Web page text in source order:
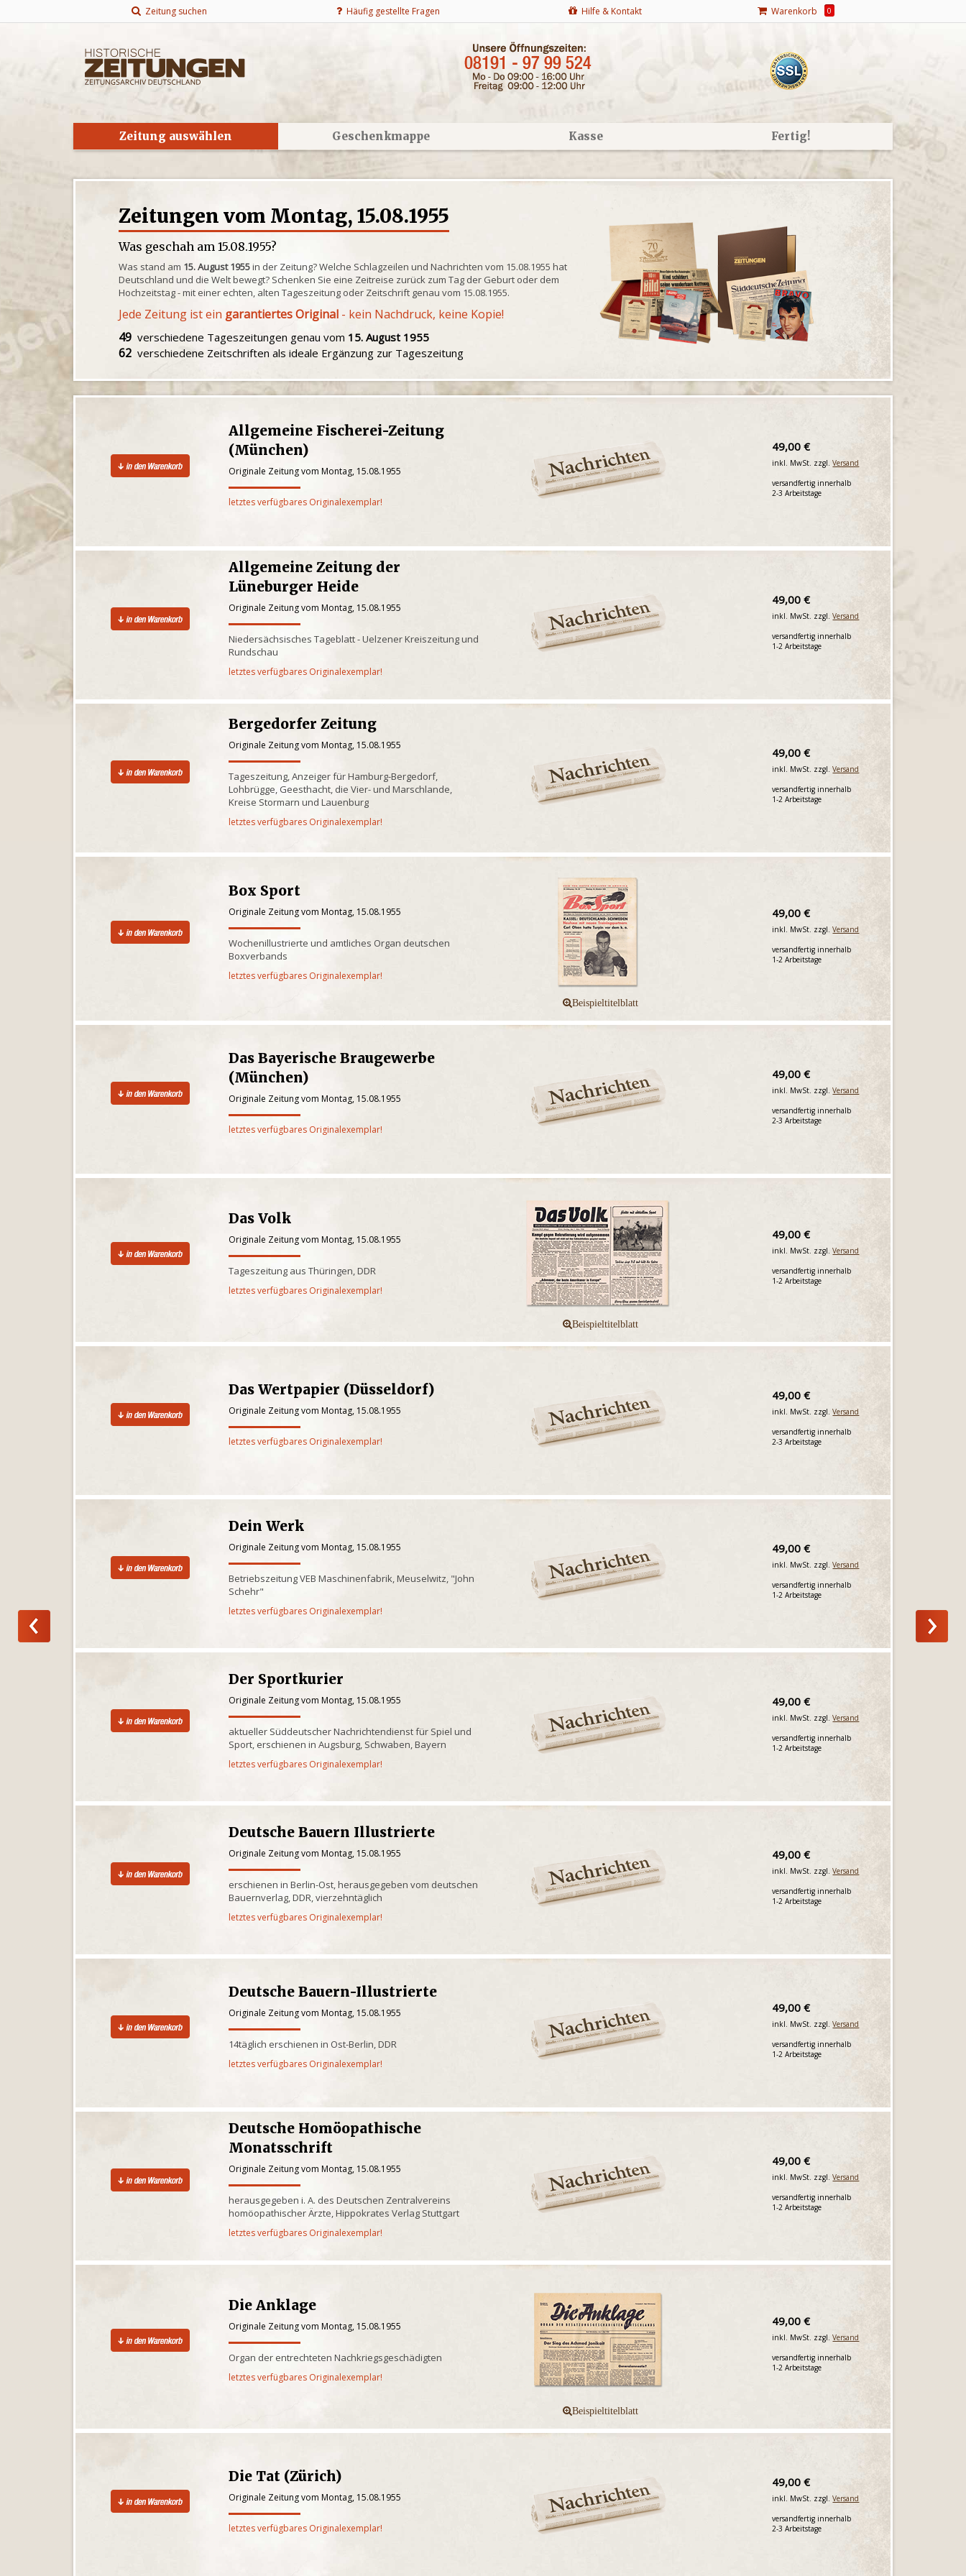
Zeitung suchen Häufig gestellte Fragen Hilfe & Kontakt Warenkorb 0
Zeitung auswählen Geschenkmappe Kasse Fertig!
Zeitungen vom Montag, 15.08.1955
Was geschah am 15.08.1955?
Was stand am 15. August 1955in der Zeitung? Welche Schlagzeilen und Nachrichten vom 15.08.1955 hat
Deutschland und die Welt bewegt? Schenken Sie eine Zeitreise zurück zum Tag der Geburt oder dem
Hochzeitstag - mit einer echten, alten Tageszeitung oder Zeitschrift genau vom 15.08.1955.
Jede Zeitung ist ein garantiertes Original - kein Nachdruck, keine Kopie!
49 verschiedene Tageszeitungen genau vom 15. August 1955
62 verschiedene Zeitschriften als ideale Ergänzung zur Tageszeitung
Allgemeine Fischerei-Zeitung
(München)
Originale Zeitung vom Montag, 15.08.1955
letztes verfügbares Originalexemplar!
49,00 €
inkl. MwSt. zzgl.Versand
versandfertig innerhalb
2-3 Arbeitstage
Allgemeine Zeitung der
Lüneburger Heide
Originale Zeitung vom Montag, 15.08.1955
Niedersächsisches Tageblatt - Uelzener Kreiszeitung und
Rundschau
letztes verfügbares Originalexemplar!
49,00 €
inkl. MwSt. zzgl.Versand
versandfertig innerhalb
1-2 Arbeitstage
Bergedorfer Zeitung
Originale Zeitung vom Montag, 15.08.1955
Tageszeitung, Anzeiger für Hamburg-Bergedorf,
Lohbrügge, Geesthacht, die Vier- und Marschlande,
Kreise Stormarn und Lauenburg
letztes verfügbares Originalexemplar!
49,00 €
inkl. MwSt. zzgl.Versand
versandfertig innerhalb
1-2 Arbeitstage
Box Sport
Originale Zeitung vom Montag, 15.08.1955
Wochenillustrierte und amtliches Organ deutschen
Boxverbands
letztes verfügbares Originalexemplar!
49,00 €
inkl. MwSt. zzgl.Versand
versandfertig innerhalb
1-2 Arbeitstage
Das Bayerische Braugewerbe
(München)
Originale Zeitung vom Montag, 15.08.1955
letztes verfügbares Originalexemplar!
49,00 €
inkl. MwSt. zzgl.Versand
versandfertig innerhalb
2-3 Arbeitstage
Das Volk
Originale Zeitung vom Montag, 15.08.1955
Tageszeitung aus Thüringen, DDR
letztes verfügbares Originalexemplar!
49,00 €
inkl. MwSt. zzgl.Versand
versandfertig innerhalb
1-2 Arbeitstage
Das Wertpapier (Düsseldorf)
Originale Zeitung vom Montag, 15.08.1955
letztes verfügbares Originalexemplar!
49,00 €
inkl. MwSt. zzgl.Versand
versandfertig innerhalb
2-3 Arbeitstage
Dein Werk
Originale Zeitung vom Montag, 15.08.1955
Betriebszeitung VEB Maschinenfabrik, Meuselwitz, "John
Schehr"
letztes verfügbares Originalexemplar!
49,00 €
inkl. MwSt. zzgl.Versand
versandfertig innerhalb
1-2 Arbeitstage
Der Sportkurier
Originale Zeitung vom Montag, 15.08.1955
aktueller Süddeutscher Nachrichtendienst für Spiel und
Sport, erschienen in Augsburg, Schwaben, Bayern
letztes verfügbares Originalexemplar!
49,00 €
inkl. MwSt. zzgl.Versand
versandfertig innerhalb
1-2 Arbeitstage
Deutsche Bauern Illustrierte
Originale Zeitung vom Montag, 15.08.1955
erschienen in Berlin-Ost, herausgegeben vom deutschen
Bauernverlag, DDR, vierzehntäglich
letztes verfügbares Originalexemplar!
49,00 €
inkl. MwSt. zzgl.Versand
versandfertig innerhalb
1-2 Arbeitstage
Deutsche Bauern-Illustrierte
Originale Zeitung vom Montag, 15.08.1955
14täglich erschienen in Ost-Berlin, DDR
letztes verfügbares Originalexemplar!
49,00 €
inkl. MwSt. zzgl.Versand
versandfertig innerhalb
1-2 Arbeitstage
Deutsche Homöopathische
Monatsschrift
Originale Zeitung vom Montag, 15.08.1955
herausgegeben i. A. des Deutschen Zentralvereins
homöopathischer Ärzte, Hippokrates Verlag Stuttgart
letztes verfügbares Originalexemplar!
49,00 €
inkl. MwSt. zzgl.Versand
versandfertig innerhalb
1-2 Arbeitstage
Die Anklage
Originale Zeitung vom Montag, 15.08.1955
Organ der entrechteten Nachkriegsgeschädigten
letztes verfügbares Originalexemplar!
49,00 €
inkl. MwSt. zzgl.Versand
versandfertig innerhalb
1-2 Arbeitstage
Die Tat (Zürich)
Originale Zeitung vom Montag, 15.08.1955
letztes verfügbares Originalexemplar!
49,00 €
inkl. MwSt. zzgl.Versand
versandfertig innerhalb
2-3 Arbeitstage